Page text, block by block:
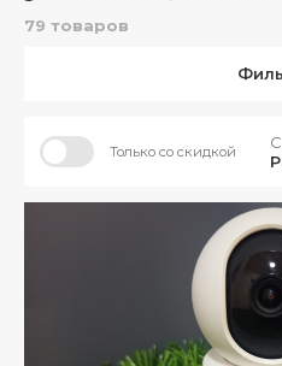
79 товаров
Только со скидкой